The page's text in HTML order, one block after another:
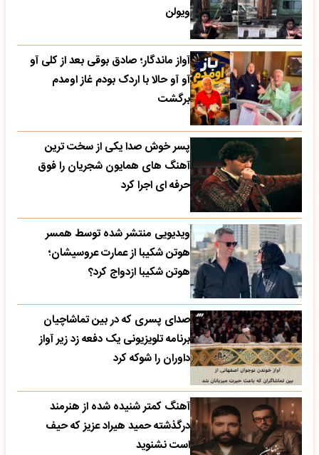
ویولن
آواز ماندگار؛ صادق بوقی بعد از کلی آو
آو آو حالا با اردک بودم غاز اومدم
برگشت
پسر خوش صدا یکی از سخت ترین
آهنگ های همایون شجریان را فوق
حرفه ای اجرا کرد
ویدیویی منتشر شده توسط همسر
هوتن شکیبا از عمارت عروسیشان؛
هوتن شکیبا ازدواج کرد؟
صدای پسری که در بین تماشاچیان
برنامه تلویزیونی یک دفعه زد زیر آواز
داوران را شوکه کرد
آهنگ کمتر شنیده شده از هنرمند
درگذشته حمید هیراد عزیز که حیف
است نشنوید